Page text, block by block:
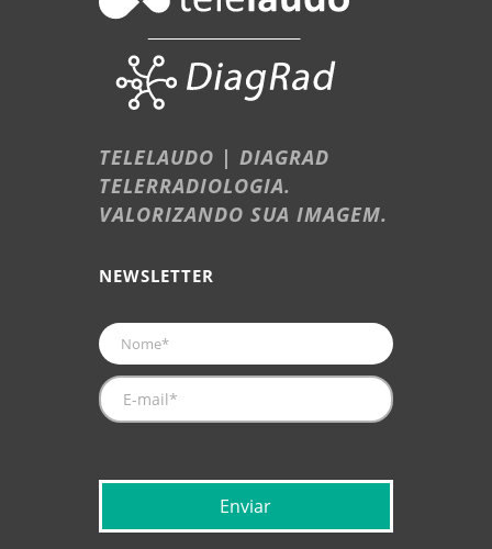
TELELAUDO | DIAGRAD
TELERRADIOLOGIA.
VALORIZANDO SUA IMAGEM.
NEWSLETTER